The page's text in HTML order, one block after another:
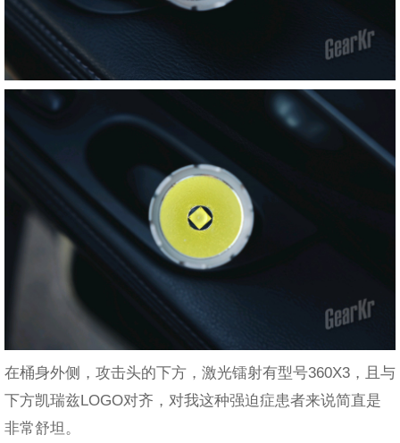
在桶身外侧，攻击头的下方，激光镭射有型号360X3，且与
下方凯瑞兹LOGO对齐，对我这种强迫症患者来说简直是
非常舒坦。